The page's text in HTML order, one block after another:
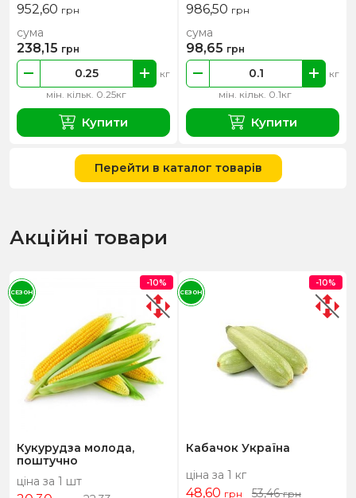
952,60 грн
мін. кільк. 0.25кг
кг
сума
238,15 грн
Купити
986,50 грн
мін. кільк. 0.1кг
кг
сума
98,65 грн
Купити
Перейти в каталог товарів
Акційні товари
Кукурудза молода,
поштучно
ціна за 1 шт
-10%
СЕЗОН
Кабачок Україна
ціна за 1 кг
48,60 грн 53,46грн
-10%
СЕЗОН